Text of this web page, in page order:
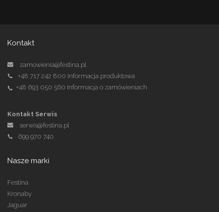
Kontakt
zamowienia@festina.pl
+48 717 242 800 Informacja produktowa
+48 693 050 560 Informacja o zamówieniach
Kontakt Serwis
serwis@festina.pl
699 970 740
Nasze marki
Festina
Kronaby
Jaguar